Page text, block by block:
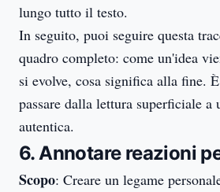
lungo tutto il testo.
In seguito, puoi seguire questa
quadro completo: come un'idea
si evolve, cosa significa alla fine.
passare dalla lettura superficiale a
autentica.
6. Annotare reazioni
Scopo: Creare un legame